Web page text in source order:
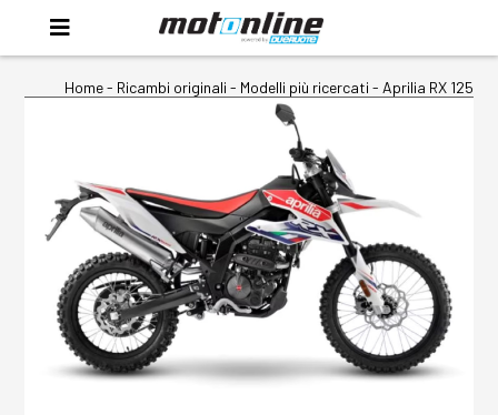
Home- Ricambi originali - Modelli più ricercati - Aprilia RX 125